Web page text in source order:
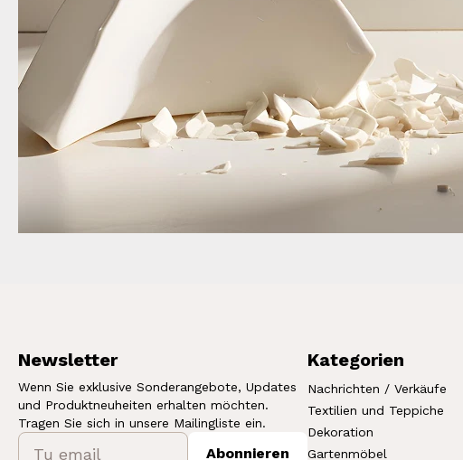
Newsletter
Wenn Sie exklusive Sonderangebote, Updates
und Produktneuheiten erhalten möchten.
Tragen Sie sich in unsere Mailingliste ein.
Abonnieren
Kategorien
Nachrichten / Verkäufe
Textilien und Teppiche
Dekoration
Gartenmöbel